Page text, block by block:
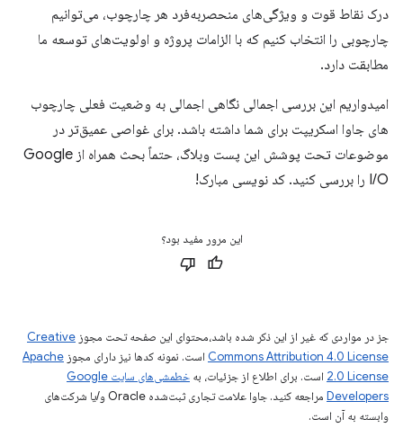
درک نقاط قوت و ویژگی‌های منحصربه‌فرد هر چارچوب، می‌توانیم
چارچوبی را انتخاب کنیم که با الزامات پروژه و اولویت‌های توسعه ما
مطابقت دارد.
امیدواریم این بررسی اجمالی نگاهی اجمالی به وضعیت فعلی چارچوب
های جاوا اسکریپت برای شما داشته باشد. برای غواصی عمیق‌تر در
موضوعات تحت پوشش این پست وبلاگ، حتماً بحث همراه از Google
I/O را بررسی کنید. کد نویسی مبارک!
این مرور مفید بود؟
جز در مواردی که غیر از این ذکر شده باشد،‌محتوای این صفحه تحت مجوز Creative
Commons Attribution 4.0 License است. نمونه کدها نیز دارای مجوز Apache
2.0 License است. برای اطلاع از جزئیات، به
خطمشی‌های سایت Google
Developers‏
مراجعه کنید. جاوا علامت تجاری ثبت‌شده Oracle و/یا شرکت‌های
وابسته به آن است.